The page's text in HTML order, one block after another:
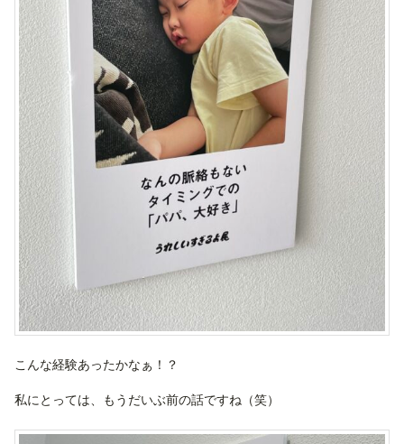
こんな経験あったかなぁ！？
私にとっては、もうだいぶ前の話ですね（笑）